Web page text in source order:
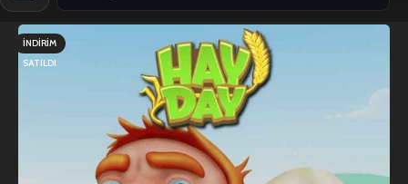
İNDIRIM
SATILDI